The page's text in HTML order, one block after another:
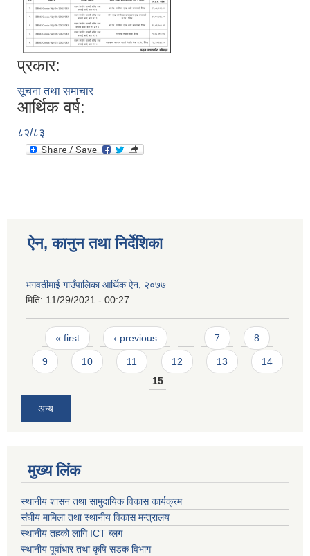
प्रकार:
सूचना तथा समाचार
आर्थिक वर्ष:
८२/८३
ऐन, कानुन तथा निर्देशिका
भगवतीमाई गाउँपालिका आर्थिक ऐन, २०७७
मिति: 11/29/2021 - 00:27
Pages
« first ‹ previous 7 8
9 10 11 12 13
14
15
अन्य
मुख्य लिंक
स्थानीय शासन तथा सामुदायिक विकास कार्यक्रम
संघीय मामिला तथा स्थानीय विकास मन्त्रालय
स्थानीय तहको लागि ICT ब्लग
स्थानीय पूर्वाधार तथा कृषि सडक विभाग